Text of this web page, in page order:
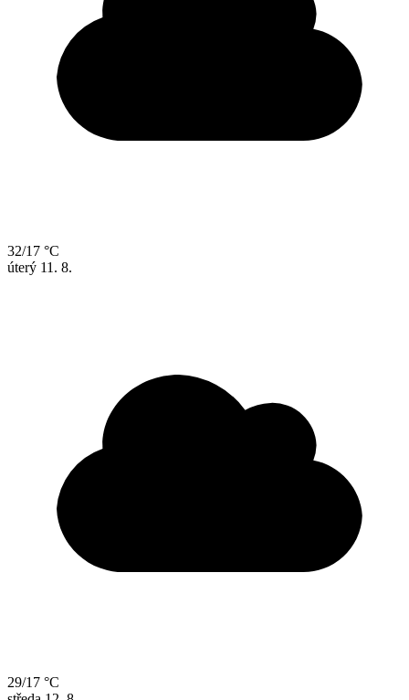
32/17 °C
úterý 11. 8.
29/17 °C